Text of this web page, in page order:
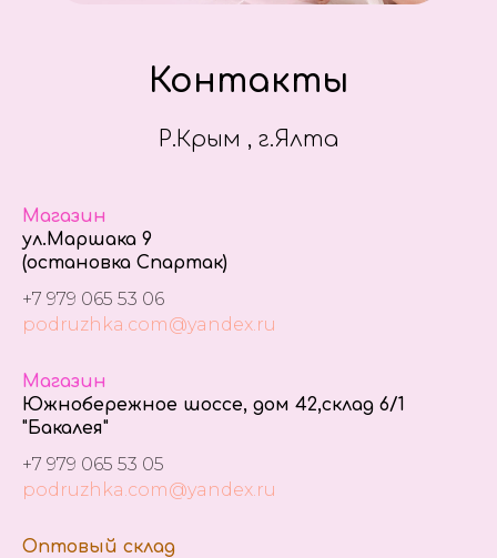
Контакты
Р.Крым , г.Ялта
Магазин
ул.Маршака 9
(остановка Спартак)
+7 979 065 53 06
podruzhka.com@yandex.ru
Магазин
Южнобережное шоссе, дом 42,склад 6/1
"Бакалея"
+7 979 065 53 05
podruzhka.com@yandex.ru
Оптовый склад